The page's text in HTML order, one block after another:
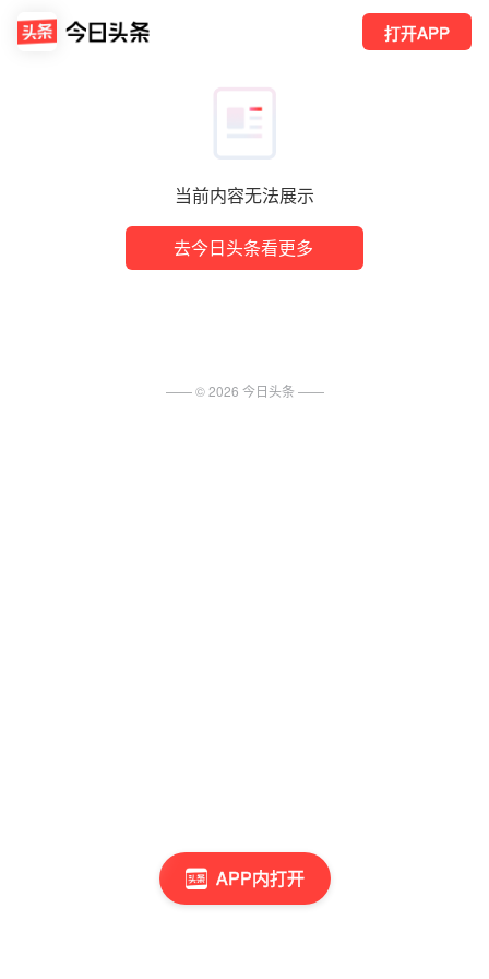
当前内容无法展示
去今日头条看更多
打开APP
APP内打开
—— ©2026 今日头条 ——